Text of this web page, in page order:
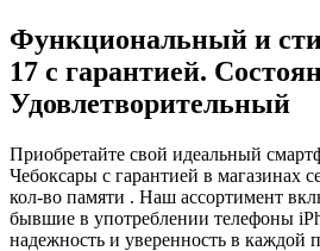
Функциональный и
17 с гарантией.
Удовлетворительный
Приобретайте свой идеальный
Чебоксары с гарантией в магазинах
кол-во памяти . Наш ассортимент
бывшие в употреблении телефоны
надежность и уверенность в каждой